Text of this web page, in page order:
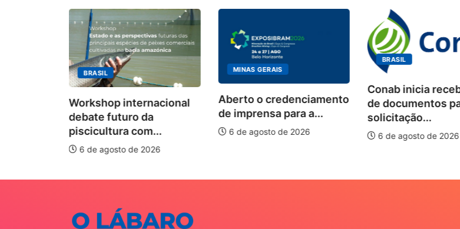
BRASIL
Workshop internacional
debate futuro da
piscicultura com...
6 de agosto de 2026
MINAS GERAIS
Aberto o credenciamento
de imprensa para a...
6 de agosto de 2026
BRASIL
Conab inicia
de documentos
solicitação...
6 de agosto de 2026